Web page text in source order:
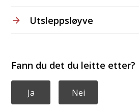
Utsleppsløyve
Fann du det du leitte etter?
Ja Nei